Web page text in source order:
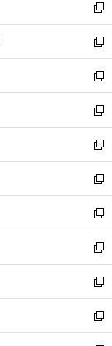
で
開
く
ド
ウ
で
開
く
新
し
い
ウ
ィ
ン
ド
ウ
で
開
く
新
し
い
ウ
ィ
ン
ド
ウ
で
開
く
新
し
い
ウ
ィ
ン
ド
ウ
で
開
く
新
し
い
ウ
ィ
ン
ド
ウ
で
開
く
新
し
い
ウ
ィ
ン
ド
ウ
で
開
く
新
し
い
ウ
ィ
ン
ド
ウ
で
開
新
し
い
ウ
ィ
ン
ド
ウ
新
し
い
ウ
ィ
ン
新
し
い
ウ
新
し